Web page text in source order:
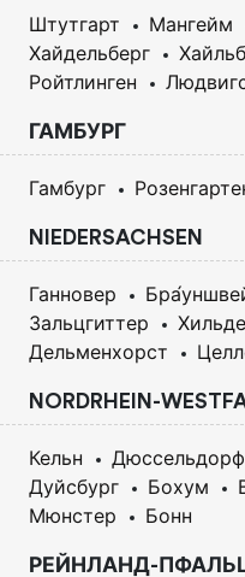
Штутгарт Мангейм
Хайдельберг
Ройтлинген
ГАМБУРГ
Гамбург
NIEDERSACHSEN
Ганновер
Зальцгиттер
Дельменхорст
NORDRHEIN-
Кельн Дюссельдорф
Дуйсбург
Бохум
Мюнстер
Бонн
РЕЙНЛАНД-